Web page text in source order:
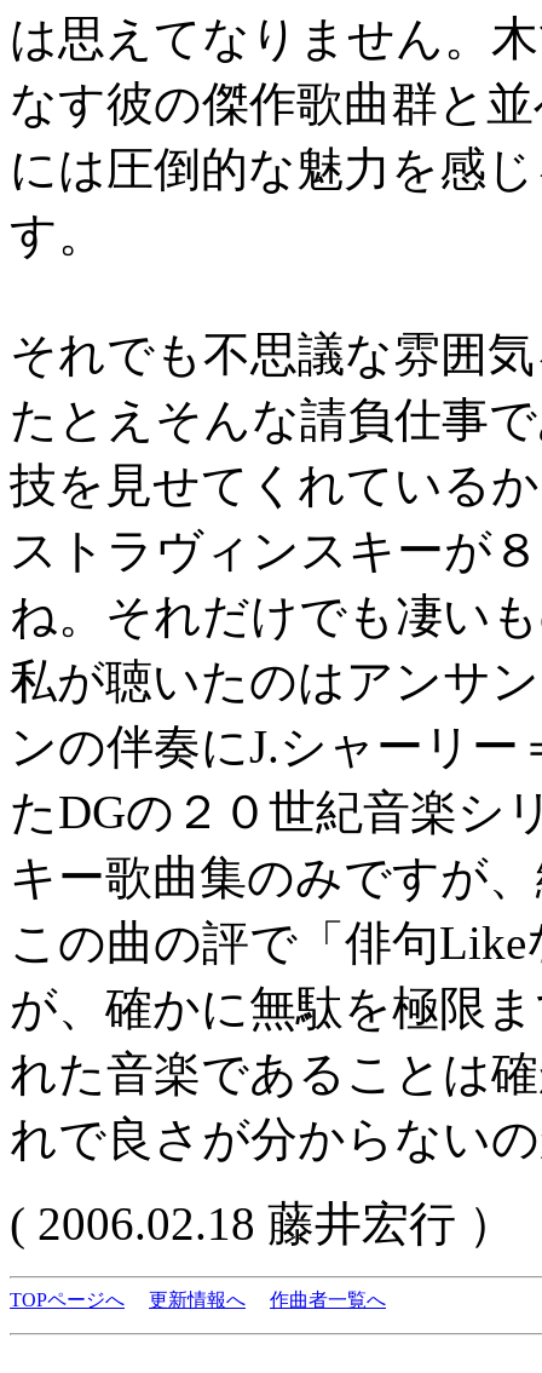
は思えてなりません。
なす彼の傑作歌曲群と
には圧倒的な魅力を感
す。
それでも不思議な雰囲
たとえそんな請負仕事
技を見せてくれている
ストラヴィンスキーが
ね。それだけでも凄い
私が聴いたのはアンサ
ンの伴奏にJ.シャーリ
たDGの２０世紀音楽シ
キー歌曲集のみですが
この曲の評で「俳句
が、確かに無駄を極限
れた音楽であることは
れで良さが分からない
( 2006.02.18 藤井宏行 ）
TOPページへ 更新情報へ 作曲者一覧へ